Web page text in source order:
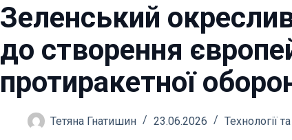
Зеленський
до створення
протиракетної
Тетяна Гнатишин 23.06.2026 Технології